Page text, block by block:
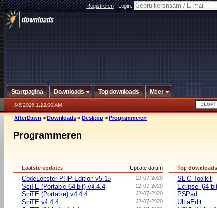
Registreren|Login:
Startpagina Downloads Top downloads Meer
8/8/2026 1:22:00 AM
AfterDawn > Downloads > Desktop > Programmeren
Programmeren
Update datum
Laatste updates
29-07-2020
CodeLobster PHP Edition v5.15
22-07-2020
SciTE (Portable 64-bit) v4.4.4
22-07-2020
SciTE (Portable) v4.4.4
22-07-2020
SciTE v4.4.4
Top downloads
SLIC Toolkit
Eclipse (64-
PSPad
UltraEdit